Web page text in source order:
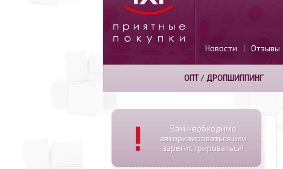
Новости | Отзывы
ОПТ/ ДРОПШИППИНГ
!
Вам необходимо
авторизироваться или
зарегистрироваться!